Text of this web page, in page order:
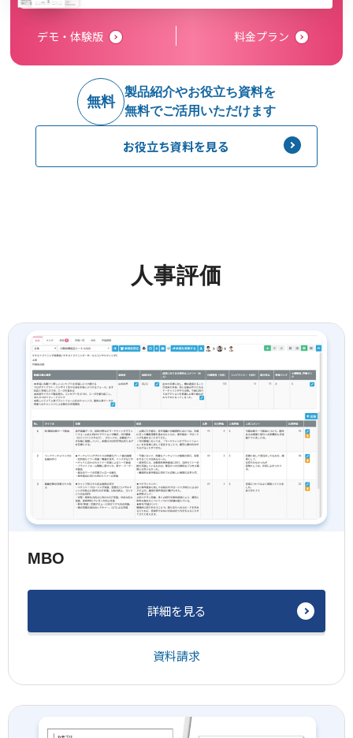
デモ・体験版 料金プラン
無料
製品紹介やお役立ち資料を
無料でご活用いただけます
お役立ち資料を見る
人事評価
MBO
詳細を見る
資料請求